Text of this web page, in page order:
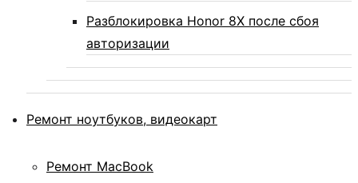
Разблокировка Honor 8X после сбоя
авторизации
Ремонт ноутбуков, видеокарт
Ремонт MacBook